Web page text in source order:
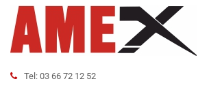
Tel: 03 66 72 12 52